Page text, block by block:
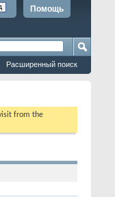
Помощь
Расширенный поиск
from the